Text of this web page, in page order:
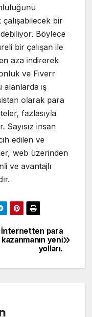
bir
Böylece
bir çalışan ile
aza indirerek
ve Fiverr
alanlarda iş
olarak para
fazlasıyla
Sayısız insan
edilen ve
web üzerinden
ve avantajlı
İnternetten para
kazanmanın yeni
yolları.